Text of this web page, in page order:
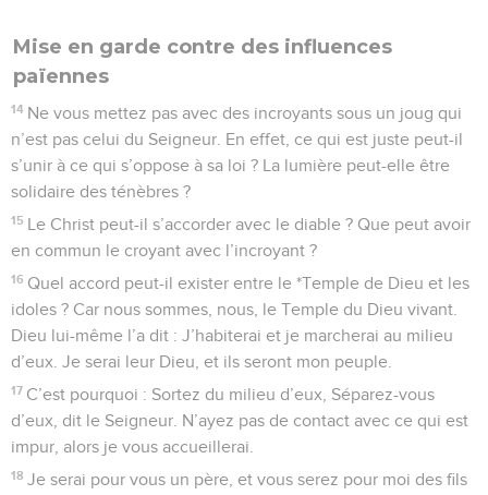
Mise en garde contre des influences
païennes
14 Ne vous mettez pas avec des incroyants sous un joug qui
n’est pas celui du Seigneur. En effet, ce qui est juste peut-il
s’unir à ce qui s’oppose à sa loi ? La lumière peut-elle être
solidaire des ténèbres ?
15 Le Christ peut-il s’accorder avec le diable ? Que peut avoir
en commun le croyant avec l’incroyant ?
16 Quel accord peut-il exister entre le *Temple de Dieu et les
idoles ? Car nous sommes, nous, le Temple du Dieu vivant.
Dieu lui-même l’a dit : J’habiterai et je marcherai au milieu
d’eux. Je serai leur Dieu, et ils seront mon peuple.
17 C’est pourquoi : Sortez du milieu d’eux, Séparez-vous
d’eux, dit le Seigneur. N’ayez pas de contact avec ce qui est
impur, alors je vous accueillerai.
18 Je serai pour vous un père, et vous serez pour moi des fils